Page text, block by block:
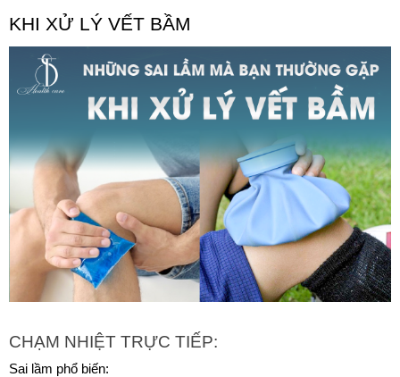
KHI XỬ LÝ VẾT BẦM
CHẠM NHIỆT TRỰC TIẾP:
Sai lầm phổ biến: